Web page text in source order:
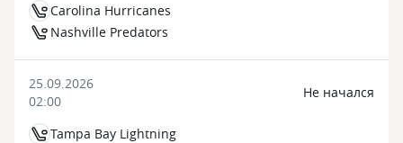
Carolina Hurricanes
Nashville Predators
25.09.2026
02:00
Tampa Bay Lightning
Не начался